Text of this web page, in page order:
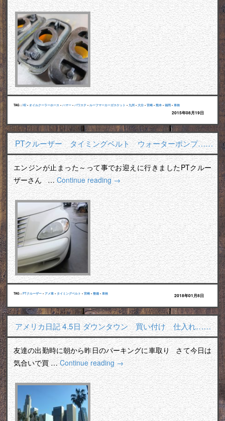
TAG : H2 • オイルクーラーホース • ハマー • パワステ • ルーフマーカーガスケット • 九州 • 大分 • 宮崎 • 熊本 • 福岡 • 車検
2015年08月19日
PTクルーザー タイミングベルト ウォーターポンプ……
エンジンが止まった～って事でお迎えに行きましたPTクルー
ザーさん …Continue reading→
TAG : PTクルーザー • アメ車 • タイミングベルト • 宮崎 • 整備 • 車検 2018年01月8日
アメリカ日記 4.5日 ダウンタウン 買い付け 仕入れ……
友達の出勤時に朝から昨日のパーキングに車取り さて今日は
気合いで買 …Continue reading→